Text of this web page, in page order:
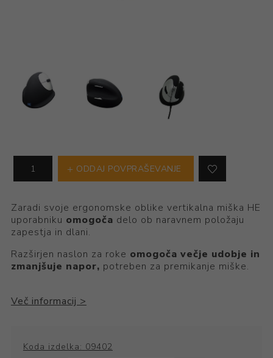
ODDAJ POVPRAŠEVANJE
Zaradi svoje ergonomske oblike vertikalna miška HE
uporabniku omogoča delo ob naravnem položaju
zapestja in dlani.
Razširjen naslon za roke omogoča večje udobje in
zmanjšuje napor, potreben za premikanje miške.
Koda izdelka: 09402